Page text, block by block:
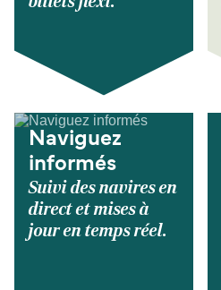
Naviguez
informés
Suivi des navires en
direct et mises à
jour en temps réel.